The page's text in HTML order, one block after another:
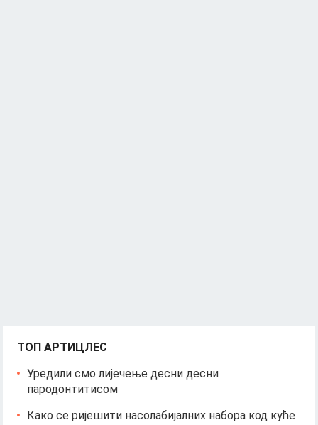
ТОП АРТИЦЛЕС
Уредили смо лијечење десни десни
пародонтитисом
Како се ријешити насолабијалних набора код куће